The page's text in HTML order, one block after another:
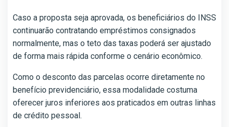
Caso a proposta seja aprovada, os beneficiários do INSS
continuarão contratando empréstimos consignados
normalmente, mas o teto das taxas poderá ser ajustado
de forma mais rápida conforme o cenário econômico.
Como o desconto das parcelas ocorre diretamente no
benefício previdenciário, essa modalidade costuma
oferecer juros inferiores aos praticados em outras linhas
de crédito pessoal.